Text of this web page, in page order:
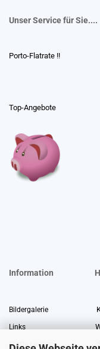
Unser Service für Sie....
Porto-Flatrate !!
Top-Angebote
Information
Bildergalerie
Links
Stoffe Lexikon